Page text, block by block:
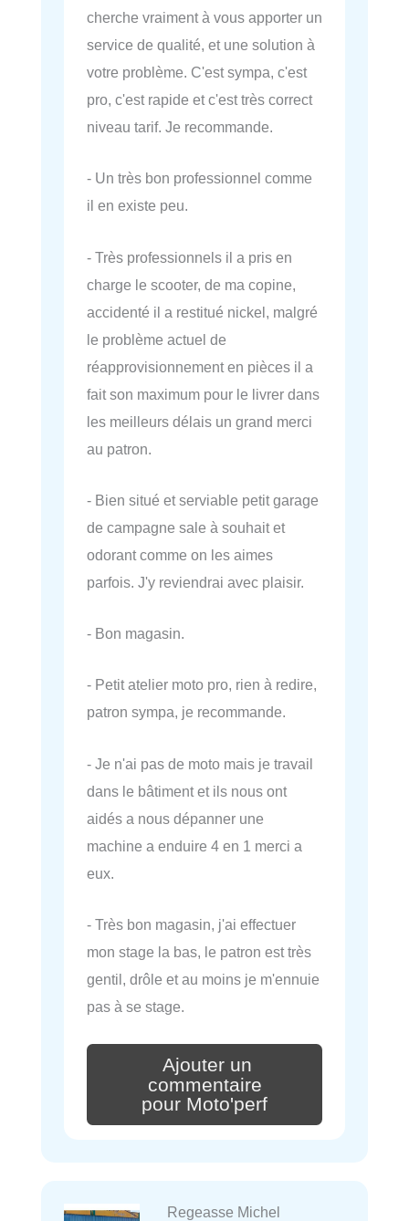
cherche vraiment à vous apporter un
service de qualité, et une solution à
votre problème. C'est sympa, c'est
pro, c'est rapide et c'est très correct
niveau tarif. Je recommande.
- Un très bon professionnel comme
il en existe peu.
- Très professionnels il a pris en
charge le scooter, de ma copine,
accidenté il a restitué nickel, malgré
le problème actuel de
réapprovisionnement en pièces il a
fait son maximum pour le livrer dans
les meilleurs délais un grand merci
au patron.
- Bien situé et serviable petit garage
de campagne sale à souhait et
odorant comme on les aimes
parfois. J'y reviendrai avec plaisir.
- Bon magasin.
- Petit atelier moto pro, rien à redire,
patron sympa, je recommande.
- Je n'ai pas de moto mais je travail
dans le bâtiment et ils nous ont
aidés a nous dépanner une
machine a enduire 4 en 1 merci a
eux.
- Très bon magasin, j'ai effectuer
mon stage la bas, le patron est très
gentil, drôle et au moins je m'ennuie
pas à se stage.
Ajouter un
commentaire
pour Moto'perf
Regeasse Michel